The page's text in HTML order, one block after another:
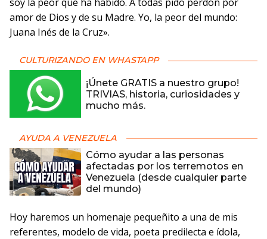
amor de Dios y de su Madre. Yo, la peor del mundo:
Juana Inés de la Cruz».
CULTURIZANDO EN WHASTAPP
¡Únete GRATIS a nuestro grupo!
TRIVIAS, historia, curiosidades y
mucho más.
AYUDA A VENEZUELA
Cómo ayudar a las personas
afectadas por los terremotos en
Venezuela (desde cualquier parte
del mundo)
Hoy haremos un homenaje pequeñito a una de mis
referentes, modelo de vida, poeta predilecta e ídola,